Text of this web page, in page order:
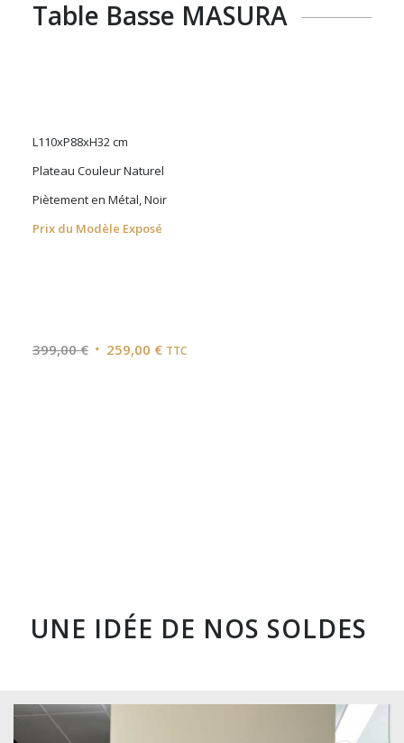
Table Basse MASURA
L110xP88xH32 cm
Plateau Couleur Naturel
Piètement en Métal, Noir
Prix du Modèle Exposé
399,00€ Le 259,00 €Le
TTC
UNE IDÉE DE NOS SOLDES